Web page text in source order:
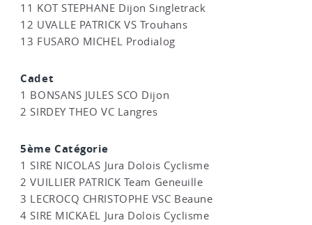
11 KOT STEPHANE Dijon Singletrack
12 UVALLE PATRICK VS Trouhans
13 FUSARO MICHEL Prodialog
Cadet
1 BONSANS JULES SCO Dijon
2 SIRDEY THEO VC Langres
5ème Catégorie
1 SIRE NICOLAS Jura Dolois Cyclisme
2 VUILLIER PATRICK Team Geneuille
3 LECROCQ CHRISTOPHE VSC Beaune
4 SIRE MICKAEL Jura Dolois Cyclisme